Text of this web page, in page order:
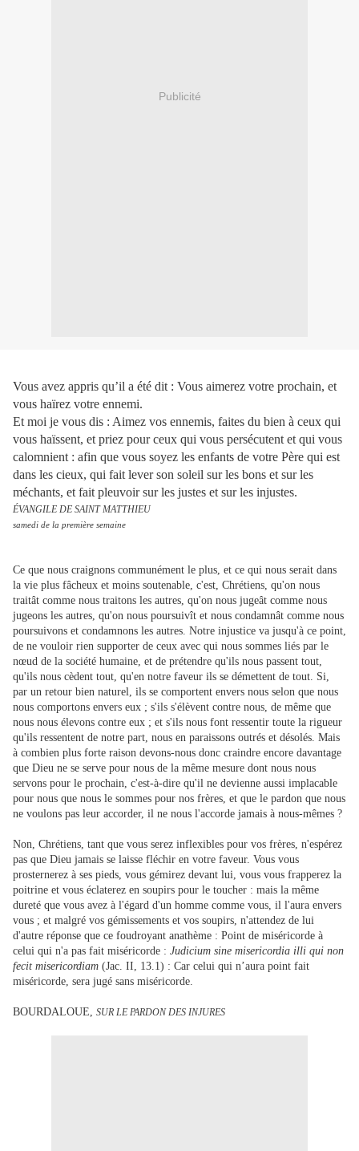
Publicité
Vous avez appris qu’il a été dit : Vous aimerez votre prochain, et
vous haïrez votre ennemi.
Et moi je vous dis : Aimez vos ennemis, faites du bien à ceux qui
vous haïssent, et priez pour ceux qui vous persécutent et qui vous
calomnient : afin que vous soyez les enfants de votre Père qui est
dans les cieux, qui fait lever son soleil sur les bons et sur les
méchants, et fait pleuvoir sur les justes et sur les injustes.
ÉVANGILE DE SAINT MATTHIEU
samedi de la première semaine
Ce que nous craignons communément le plus, et ce qui nous serait dans
la vie plus fâcheux et moins soutenable, c'est, Chrétiens, qu'on nous
traitât comme nous traitons les autres, qu'on nous jugeât comme nous
jugeons les autres, qu'on nous poursuivît et nous condamnât comme nous
poursuivons et condamnons les autres. Notre injustice va jusqu'à ce point,
de ne vouloir rien supporter de ceux avec qui nous sommes liés par le
nœud de la société humaine, et de prétendre qu'ils nous passent tout,
qu'ils nous cèdent tout, qu'en notre faveur ils se démettent de tout. Si,
par un retour bien naturel, ils se comportent envers nous selon que nous
nous comportons envers eux ; s'ils s'élèvent contre nous, de même que
nous nous élevons contre eux ; et s'ils nous font ressentir toute la rigueur
qu'ils ressentent de notre part, nous en paraissons outrés et désolés. Mais
à combien plus forte raison devons-nous donc craindre encore davantage
que Dieu ne se serve pour nous de la même mesure dont nous nous
servons pour le prochain, c'est-à-dire qu'il ne devienne aussi implacable
pour nous que nous le sommes pour nos frères, et que le pardon que nous
ne voulons pas leur accorder, il ne nous l'accorde jamais à nous-mêmes ?
Non, Chrétiens, tant que vous serez inflexibles pour vos frères, n'espérez
pas que Dieu jamais se laisse fléchir en votre faveur. Vous vous
prosternerez à ses pieds, vous gémirez devant lui, vous vous frapperez la
poitrine et vous éclaterez en soupirs pour le toucher : mais la même
dureté que vous avez à l'égard d'un homme comme vous, il l'aura envers
vous ; et malgré vos gémissements et vos soupirs, n'attendez de lui
d'autre réponse que ce foudroyant anathème : Point de miséricorde à
celui qui n'a pas fait miséricorde : Judicium sine misericordia illi qui non
fecit misericordiam (Jac. II, 13.1) : Car celui qui n’aura point fait
miséricorde, sera jugé sans miséricorde.
BOURDALOUE, SUR LE PARDON DES INJURES